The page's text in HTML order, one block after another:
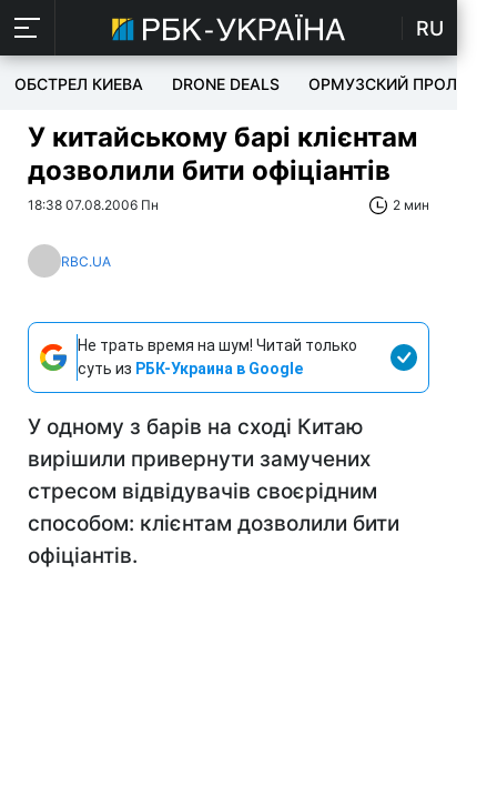
RU
ОБСТРЕЛ КИЕВА DRONE DEALS ОРМУЗСКИЙ ПРОЛИВ
У китайському барі клієнтам
дозволили бити офіціантів
18:38 07.08.2006 Пн 2 мин
RBC.UA
Не трать время на шум! Читай только
суть из РБК-Украина в Google
У одному з барів на сході Китаю
вирішили привернути замучених
стресом відвідувачів своєрідним
способом: клієнтам дозволили бити
офіціантів.